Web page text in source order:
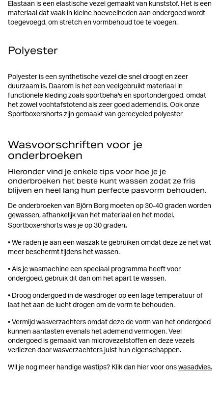
Elastaan is een elastische vezel gemaakt van kunststof. Het is een
materiaal dat vaak in kleine hoeveelheden aan ondergoed wordt
toegevoegd, om stretch en vormbehoud toe te voegen.
Polyester
Polyester is een synthetische vezel die snel droogt en zeer
duurzaam is. Daarom is het een veelgebruikt materiaal in
functionele kleding zoals sportbeha's en sportondergoed, omdat
het zowel vochtafstotend als zeer goed ademend is. Ook onze
Sportboxershorts zijn gemaakt van gerecycled polyester
Wasvoorschriften voor je
onderbroeken
Hieronder vind je enkele tips voor hoe je je
onderbroeken het beste kunt wassen zodat ze fris
blijven en heel lang hun perfecte pasvorm behouden.
De onderbroeken van Björn Borg moeten op 30-40 graden worden
gewassen, afhankelijk van het materiaal en het model.
Sportboxershorts was je op 30 graden.
• We raden je aan een waszak te gebruiken omdat deze ze net wat
meer beschermt tijdens het wassen.
• Als je wasmachine een speciaal programma heeft voor
ondergoed, gebruik dit dan om het apart te wassen.
• Droog ondergoed in de wasdroger op een lage temperatuur of
laat het aan de lucht drogen om de vorm te behouden.
• Vermijd wasverzachters omdat deze de vorm van het ondergoed
kunnen aantasten evenals het ademend vermogen. Veel
ondergoed is gemaakt van microvezelstoffen en deze vezels
verliezen door wasverzachters juist hun eigenschappen.
Wil je nog meer handige wastips? Klik dan hier voor ons wasadvies.